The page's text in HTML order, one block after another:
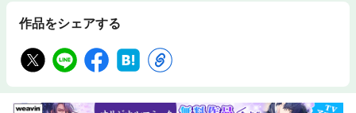
作品をシェアする